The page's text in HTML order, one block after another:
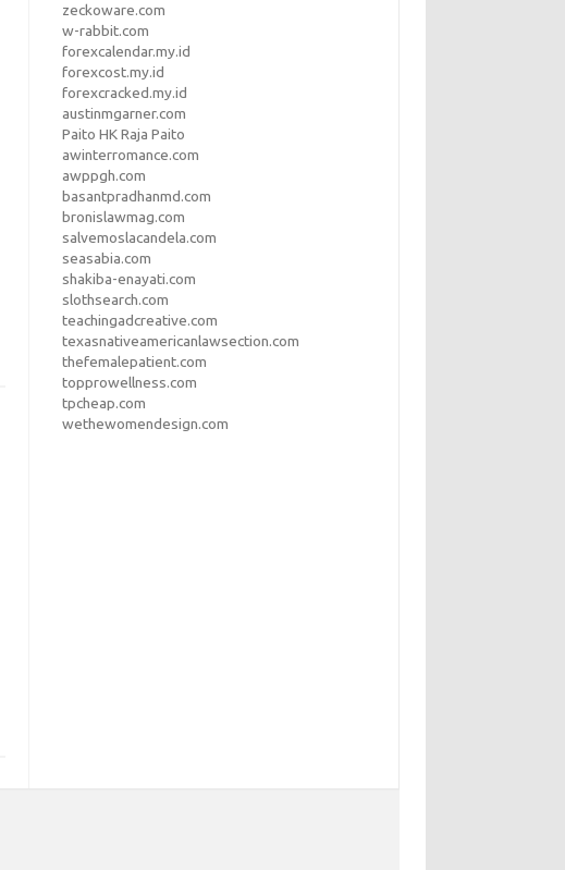
zeckoware.com
w-rabbit.com
forexcalendar.my.id
forexcost.my.id
forexcracked.my.id
austinmgarner.com
Paito HK Raja Paito
awinterromance.com
awppgh.com
basantpradhanmd.com
bronislawmag.com
salvemoslacandela.com
seasabia.com
shakiba-enayati.com
slothsearch.com
teachingadcreative.com
texasnativeamericanlawsection.com
thefemalepatient.com
topprowellness.com
tpcheap.com
wethewomendesign.com